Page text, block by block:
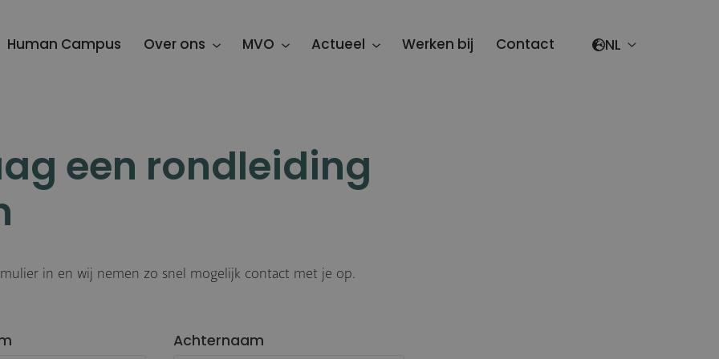
Human Campus Over ons MVO Actueel Werken bij Contact Select your
een rondleiding
in en wij nemen zo snel mogelijk contact met je op.
Achternaam